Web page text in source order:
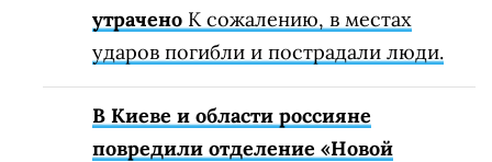
утрачено К сожалению, в местах
ударов погибли и пострадали люди.
В Киеве и области россияне
повредили отделение «Новой